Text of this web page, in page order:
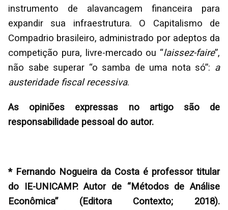
instrumento de alavancagem financeira para
expandir sua infraestrutura. O Capitalismo de
Compadrio brasileiro, administrado por adeptos da
competição pura, livre-mercado ou “laissez-faire”,
não sabe superar “o samba de uma nota só”: a
austeridade fiscal recessiva.
As opiniões expressas no artigo são de
responsabilidade pessoal do autor.
* Fernando Nogueira da Costa é professor titular
do IE-UNICAMP. Autor de “Métodos de Análise
Econômica” (Editora Contexto; 2018).